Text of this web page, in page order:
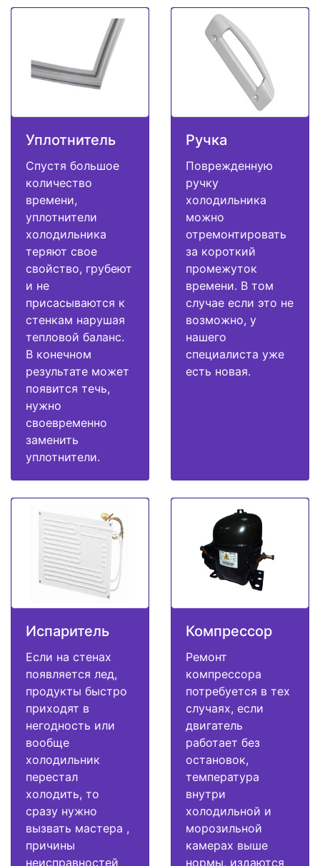
Уплотнитель
Спустя большое
количество
времени,
уплотнители
холодильника
теряют свое
свойство, грубеют
и не
присасываются к
стенкам нарушая
тепловой баланс.
В конечном
результате может
появится течь,
нужно
своевременно
заменить
уплотнители.
Ручка
Поврежденную
ручку
холодильника
можно
отремонтировать
за короткий
промежуток
времени. В том
случае если это не
возможно, у
нашего
специалиста уже
есть новая.
Испаритель
Если на стенах
появляется лед,
продукты быстро
приходят в
негодность или
вообще
холодильник
перестал
холодить, то
сразу нужно
вызвать мастера ,
причины
неисправностей
Компрессор
Ремонт
компрессора
потребуется в тех
случаях, если
двигатель
работает без
остановок,
температура
внутри
холодильной и
морозильной
камерах выше
нормы, издаются